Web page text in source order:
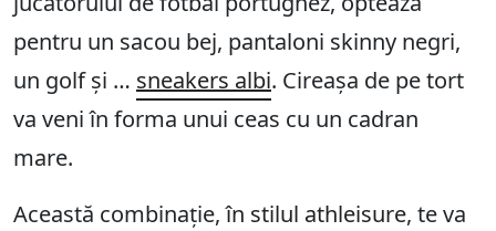
pentru un sacou bej, pantaloni skinny negri,
un golf și … sneakers albi. Cireașa de pe tort
va veni în forma unui ceas cu un cadran
mare.
Această combinație,în stilul athleisure, te va